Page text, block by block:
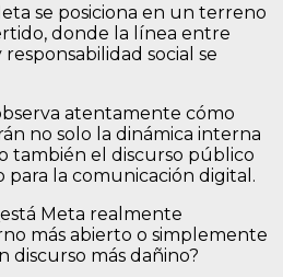
se posiciona en un terreno
donde la línea entre
social se
atentamente cómo
no solo la dinámica interna
también el discurso público
la comunicación digital.
Meta realmente
más abierto o simplemente
discurso más dañino?